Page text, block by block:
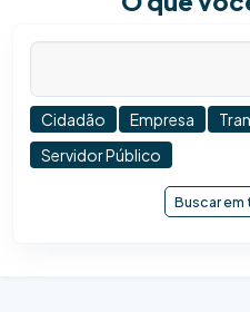
Cidadão Empresa
Servidor Público
Buscar